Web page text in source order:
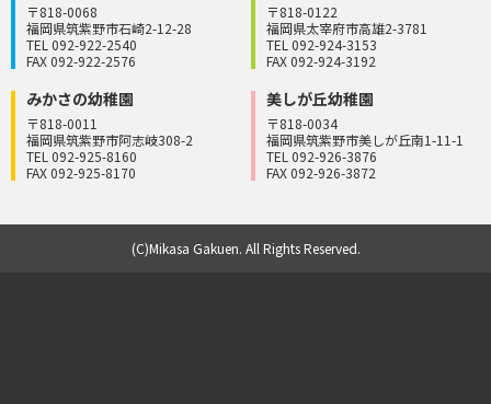
〒818-0068
福岡県筑紫野市石崎2-12-28
TEL 092-922-2540
FAX 092-922-2576
〒818-0122
福岡県太宰府市高雄2-3781
TEL 092-924-3153
FAX 092-924-3192
みかさの幼稚園
〒818-0011
福岡県筑紫野市阿志岐308-2
TEL 092-925-8160
FAX 092-925-8170
美しが丘幼稚園
〒818-0034
福岡県筑紫野市美しが丘南1-11-1
TEL 092-926-3876
FAX 092-926-3872
(C)Mikasa Gakuen. All Rights Reserved.